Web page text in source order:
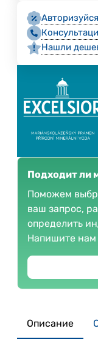
Нашли
Подходит ли
Поможем
ваш запрос,
определить
Напишите нам
Описание